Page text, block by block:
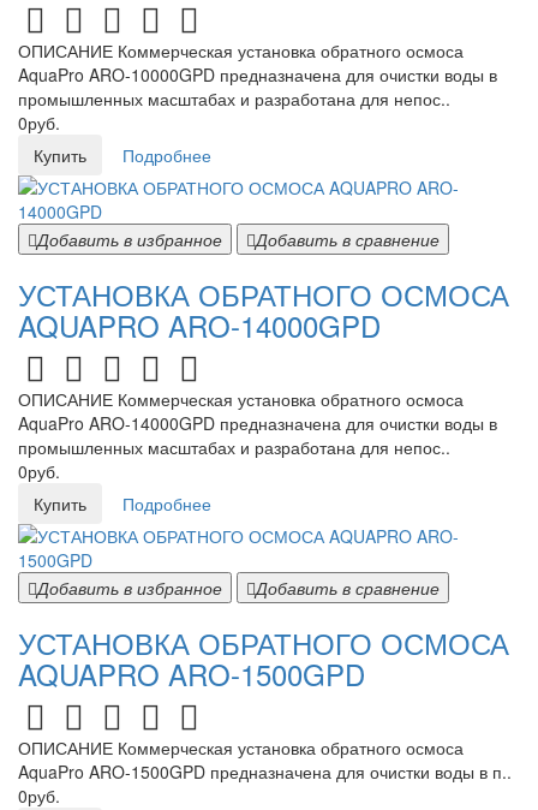
ОПИСАНИЕ Коммерческая установка обратного осмоса
AquaPro ARO-10000GPD предназначена для очистки воды в
промышленных масштабах и разработана для непос..
0руб.
Купить
Подробнее
Добавить в избранное Добавить в сравнение
УСТАНОВКА ОБРАТНОГО ОСМОСА
AQUAPRO ARO-14000GPD
ОПИСАНИЕ Коммерческая установка обратного осмоса
AquaPro ARO-14000GPD предназначена для очистки воды в
промышленных масштабах и разработана для непос..
0руб.
Купить
Подробнее
Добавить в избранное Добавить в сравнение
УСТАНОВКА ОБРАТНОГО ОСМОСА
AQUAPRO ARO-1500GPD
ОПИСАНИЕ Коммерческая установка обратного осмоса
AquaPro ARO-1500GPD предназначена для очистки воды в п..
0руб.